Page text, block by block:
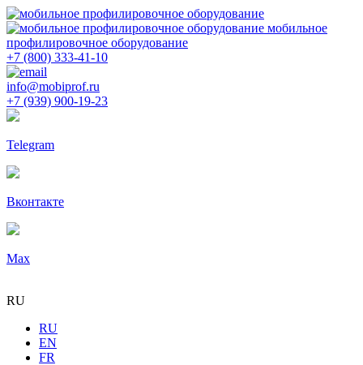
мобильное
профилировочное оборудование
+7 (800) 333-41-10
info@mobiprof.ru
+7 (939) 900-19-23
Telegram
Вконтакте
Max
RU
RU
EN
FR